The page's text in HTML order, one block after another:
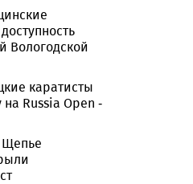
Вологодской
каратисты
Russia Open -
Щепье